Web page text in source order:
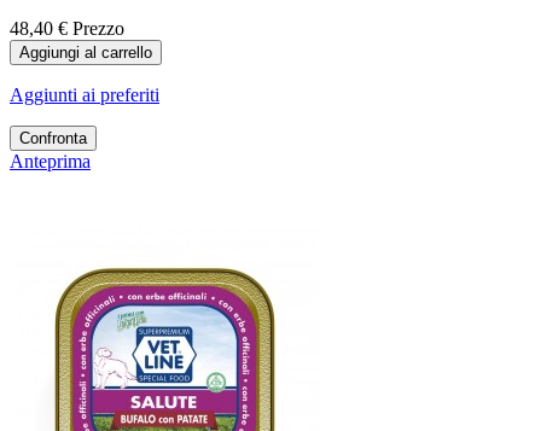
48,40 € Prezzo
Aggiungi al carrello
Aggiunti ai preferiti
Confronta
Anteprima